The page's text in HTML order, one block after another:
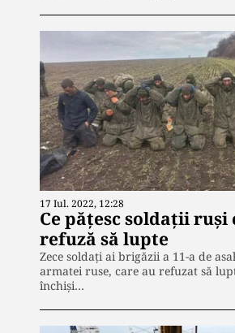
17 Iul. 2022, 12:28
Ce pățesc soldații ruși
refuză să lupte
Zece soldați ai brigăzii a 11-a de
armatei ruse, care au refuzat să
închiși…